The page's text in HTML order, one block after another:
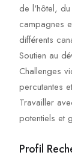
de l'hôtel,
campagnes
différents
Soutien au
Challenges
percutantes
Travailler
potentiels et
Profil